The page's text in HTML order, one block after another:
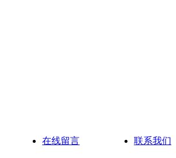
在线留言 联系我们